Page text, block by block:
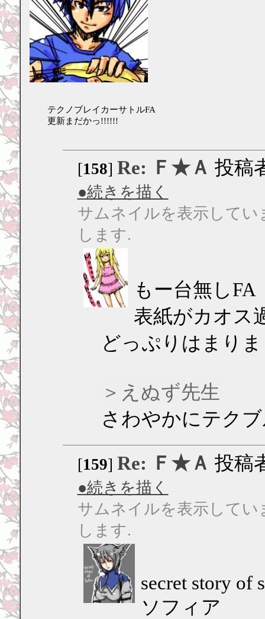
テクノブレイカーサトルFA
更新まだかっ!!!!!!
[158] Re: Ｆ★Ａ 投稿
●続きを描く
サムネイルを表示して
します.
もー台無しFA
表紙がカオス
どっぷりはまり
＞えぬず先生
さわやかにテク
[159] Re: Ｆ★Ａ 投稿
●続きを描く
サムネイルを表示して
します.
secret story of
ソフィア